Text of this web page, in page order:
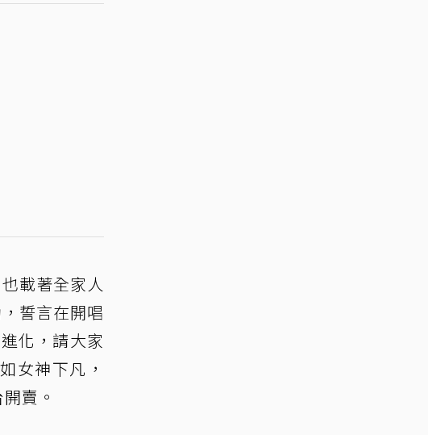
載著全家人
誓言在開唱
化，請大家
女神下凡，
賣。